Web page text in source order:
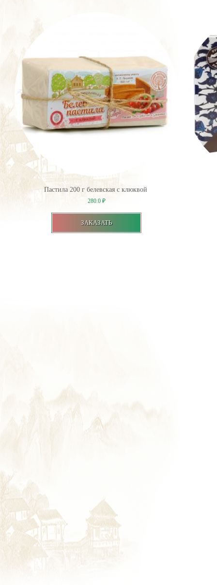
Пастила 200 г белевская с клюквой
280.0 ₽
ЗАКАЗАТЬ